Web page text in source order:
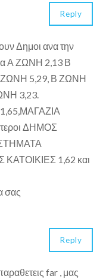
Δημοι ανα την
Α ΖΩΝΗ 2,13 Β
5,29, Β ΖΩΝΗ
3,23.
ΔΗΜΟΣ
1,62 και
σας
Reply
far , μας
Reply